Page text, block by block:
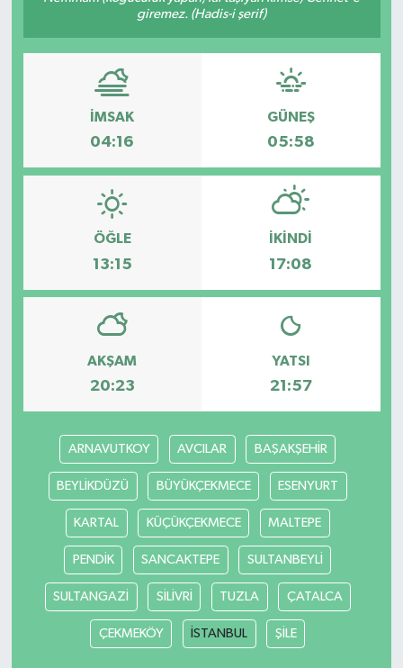
giremez. (Hadis-i şerif)
İMSAK
04:16
GÜNEŞ
05:58
ÖĞLE
13:15
İKINDI
17:08
AKŞAM
20:23
YATSI
21:57
ARNAVUTKOY AVCILAR BAŞAKŞEHİR
BEYLİKDÜZÜ BÜYÜKÇEKMECE ESENYURT
KARTAL KÜÇÜKÇEKMECE MALTEPE
PENDİK SANCAKTEPE SULTANBEYLİ
SULTANGAZİ SİLİVRİ TUZLA ÇATALCA
ÇEKMEKÖY İSTANBUL ŞİLE